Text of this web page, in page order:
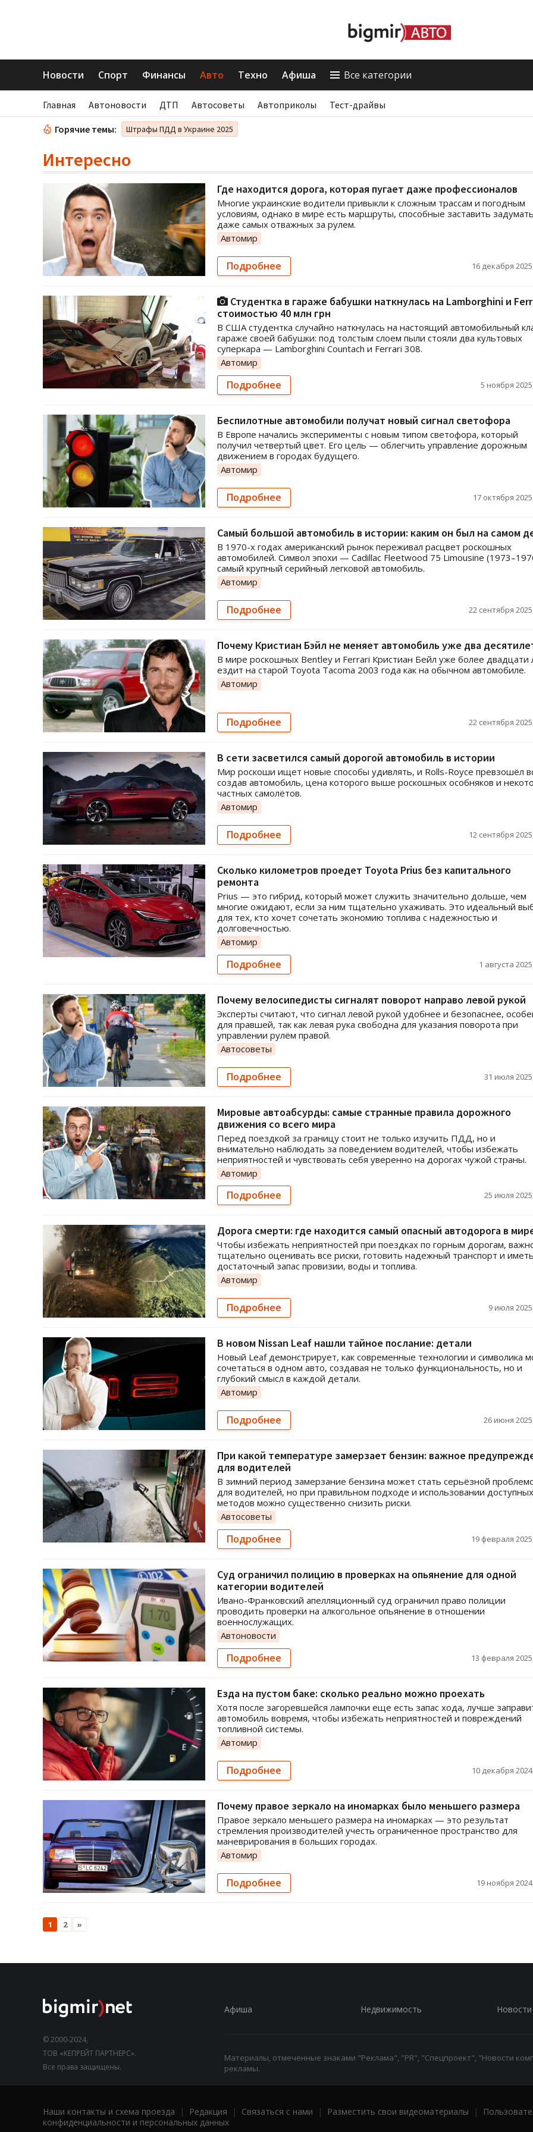
Новости Спорт Финансы Авто Техно Афиша Все категории
Главная Автоновости ДТП Автосоветы Автоприколы Тест-драйвы
Горячие темы: Штрафы ПДД в Украине 2025
Интересно
Где находится дорога, которая пугает даже профессионалов
Многие украинские водители привыкли к сложным трассам и погодным
условиям, однако в мире есть маршруты, способные заставить
даже самых отважных за рулем.
Автомир
Подробнее 16 декабря
Студентка в гараже бабушки наткнулась на Lamborghini и
стоимостью 40 млн грн
В США студентка случайно наткнулась на настоящий автомобильный
гараже своей бабушки: под толстым слоем пыли стояли два культовых
суперкара — Lamborghini Countach и Ferrari 308.
Автомир
Подробнее 5 ноября
Беспилотные автомобили получат новый сигнал светофора
В Европе начались эксперименты с новым типом светофора, который
получил четвертый цвет. Его цель — облегчить управление дорожным
движением в городах будущего.
Автомир
Подробнее 17 октября
Самый большой автомобиль в истории: каким он был на самом
В 1970-х годах американский рынок переживал расцвет роскошных
автомобилей. Символ эпохи — Cadillac Fleetwood 75 Limousine
самый крупный серийный легковой автомобиль.
Автомир
Подробнее 22 сентября
Почему Кристиан Бэйл не меняет автомобиль уже два
В мире роскошных Bentley и Ferrari Кристиан Бейл уже более двадцати
ездит на старой Toyota Tacoma 2003 года как на обычном автомобиле.
Автомир
Подробнее 22 сентября
В сети засветился самый дорогой автомобиль в истории
Мир роскоши ищет новые способы удивлять, и Rolls-Royce превзошёл
создав автомобиль, цена которого выше роскошных особняков и
частных самолётов.
Автомир
Подробнее 12 сентября
Сколько километров проедет Toyota Prius без капитального
ремонта
Prius — это гибрид, который может служить значительно дольше, чем
многие ожидают, если за ним тщательно ухаживать. Это идеальный
для тех, кто хочет сочетать экономию топлива с надежностью и
долговечностью.
Автомир
Подробнее 1 августа
Почему велосипедисты сигналят поворот направо левой рукой
Эксперты считают, что сигнал левой рукой удобнее и безопаснее,
для правшей, так как левая рука свободна для указания поворота при
управлении рулём правой.
Автосоветы
Подробнее 31 июля
Мировые автоабсурды: самые странные правила дорожного
движения со всего мира
Перед поездкой за границу стоит не только изучить ПДД, но и
внимательно наблюдать за поведением водителей, чтобы избежать
неприятностей и чувствовать себя уверенно на дорогах чужой страны.
Автомир
Подробнее 25 июля
Дорога смерти: где находится самый опасный автодорога в
Чтобы избежать неприятностей при поездках по горным дорогам,
тщательно оценивать все риски, готовить надежный транспорт и иметь
достаточный запас провизии, воды и топлива.
Автомир
Подробнее 9 июля
В новом Nissan Leaf нашли тайное послание: детали
Новый Leaf демонстрирует, как современные технологии и символика
сочетаться в одном авто, создавая не только функциональность, но и
глубокий смысл в каждой детали.
Автомир
Подробнее 26 июня
При какой температуре замерзает бензин: важное
для водителей
В зимний период замерзание бензина может стать серьёзной
для водителей, но при правильном подходе и использовании доступных
методов можно существенно снизить риски.
Автосоветы
Подробнее 19 февраля
Суд ограничил полицию в проверках на опьянение для одной
категории водителей
Ивано-Франковский апелляционный суд ограничил право полиции
проводить проверки на алкогольное опьянение в отношении
военнослужащих.
Автоновости
Подробнее 13 февраля
Езда на пустом баке: сколько реально можно проехать
Хотя после загоревшейся лампочки еще есть запас хода, лучше
автомобиль вовремя, чтобы избежать неприятностей и повреждений
топливной системы.
Автомир
Подробнее 10 декабря
Почему правое зеркало на иномарках было меньшего размера
Правое зеркало меньшего размера на иномарках — это результат
стремления производителей учесть ограниченное пространство для
маневрирования в больших городах.
Автомир
Подробнее 19 ноября
1 2 »
© 2000-2024,
ТОВ «КЕПРЕЙТ ПАРТНЕРС».
Все права защищены.
Афиша Недвижимость Новости
Материалы, отмеченные знаками "Реклама", "PR", "Спецпроект", "Новости
рекламы.
Наши контакты и схема проезда | Редакция | Связаться с нами | Разместить свои видеоматериалы |
конфиденциальности и персональных данных